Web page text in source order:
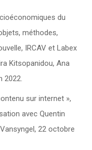
du
méthodes,
IRCAV et Labex
Kitsopanidou, Ana
2022.
sur internet »,
avec Quentin
22 octobre